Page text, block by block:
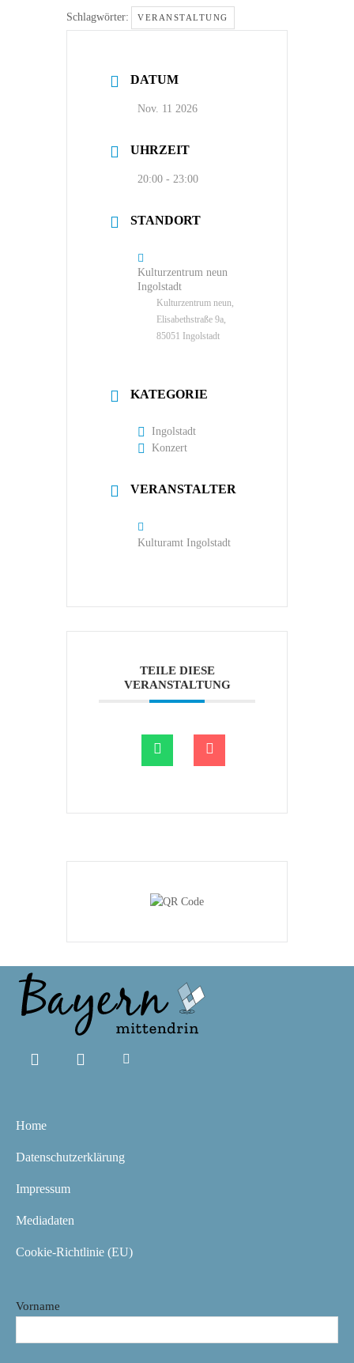
Schlagwörter: VERANSTALTUNG
DATUM
Nov. 11 2026
UHRZEIT
20:00 - 23:00
STANDORT
Kulturzentrum neun
Ingolstadt
Kulturzentrum neun,
Elisabethstraße 9a,
85051 Ingolstadt
KATEGORIE
Ingolstadt
Konzert
VERANSTALTER
Kulturamt Ingolstadt
TEILE DIESE
VERANSTALTUNG
Home
Datenschutzerklärung
Impressum
Mediadaten
Cookie-Richtlinie (EU)
Vorname